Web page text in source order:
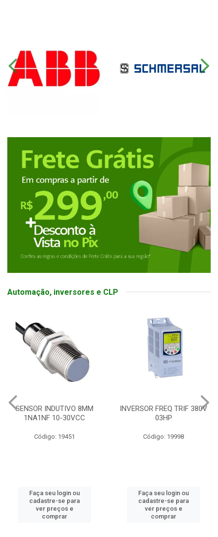
Automação, inversores e CLP
SENSOR INDUTIVO 8MM
1NA1NF 10-30VCC
Código: 19451
Faça seu login ou
cadastre-se para
ver preços e
comprar
INVERSOR FREQ TRIF 380V
03HP
Código: 19998
Faça seu login ou
cadastre-se para
ver preços e
comprar